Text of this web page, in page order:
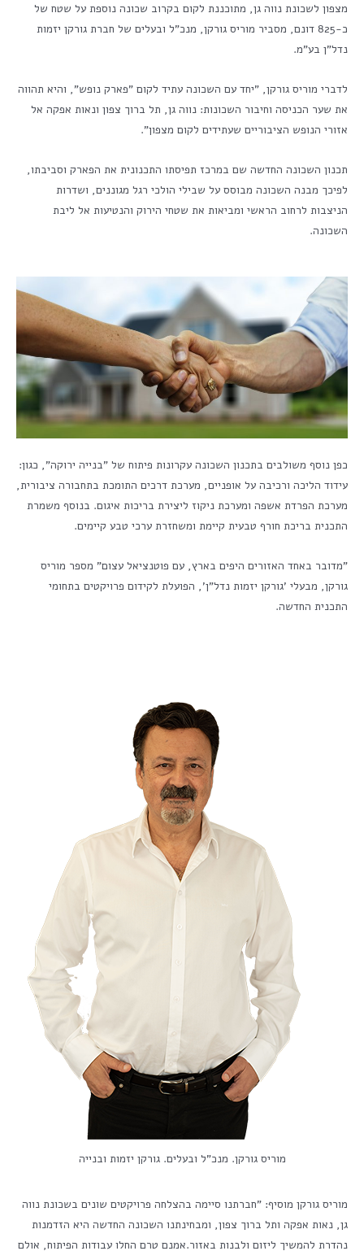
מצפון לשכונת נווה גן, מתוכננת לקום בקרוב שכונה נוספת על שטח של
כ-825 דונם, מסביר מוריס גורקן, מנכ"ל ובעלים של חברת גורקן יזמות
נדל"ן בע"מ.
לדברי מוריס גורקן, "יחד עם השכונה עתיד לקום "פארק נופש", והיא תהווה
את שער הכניסה וחיבור השכונות: נווה גן, תל ברוך צפון ונאות אפקה אל
אזורי הנופש הציבוריים שעתידים לקום מצפון".
תכנון השכונה החדשה שם במרכז תפיסתו התכנונית את הפארק וסביבתו,
לפיכך מבנה השכונה מבוסס על שבילי הולכי רגל מגוננים, ושדרות
הניצבות לרחוב הראשי ומביאות את שטחי הירוק והנטיעות אל ליבת
השכונה.
כפן נוסף משולבים בתכנון השכונה עקרונות פיתוח של "בנייה ירוקה", כגון:
עידוד הליכה ורכיבה על אופניים, מערכת דרכים התומכת בתחבורה ציבורית,
מערכת הפרדת אשפה ומערכת ניקוז ליצירת בריכות איגום. בנוסף משמרת
התכנית בריכת חורף טבעית קיימת ומשחזרת ערכי טבע קיימים.
"מדובר באחד האזורים היפים בארץ, עם פוטנציאל עצום" מספר מוריס
גורקן, מבעלי 'גורקן יזמות נדל"ן', הפועלת לקידום פרויקטים בתחומי
התכנית החדשה.
מוריס גורקן. מנכ"ל ובעלים. גורקן יזמות ובנייה
מוריס גורקן מוסיף: "חברתנו סיימה בהצלחה פרויקטים שונים בשכונת נווה
גן, נאות אפקה ותל ברוך צפון, ומבחינתנו השכונה החדשה היא הזדמנות
נהדרת להמשיך ליזום ולבנות באזור.אמנם טרם החלו עבודות הפיתוח, אולם